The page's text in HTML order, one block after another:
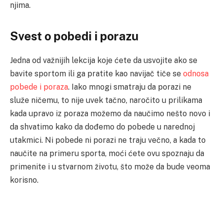
njima.
Svest o pobedi i porazu
Jedna od važnijih lekcija koje ćete da usvojite ako se
bavite sportom ili ga pratite kao navijač tiče se odnosa
pobede i poraza. Iako mnogi smatraju da porazi ne
služe ničemu, to nije uvek tačno, naročito u prilikama
kada upravo iz poraza možemo da naučimo nešto novo i
da shvatimo kako da dođemo do pobede u narednoj
utakmici. Ni pobede ni porazi ne traju večno, a kada to
naučite na primeru sporta, moći ćete ovu spoznaju da
primenite i u stvarnom životu, što može da bude veoma
korisno.